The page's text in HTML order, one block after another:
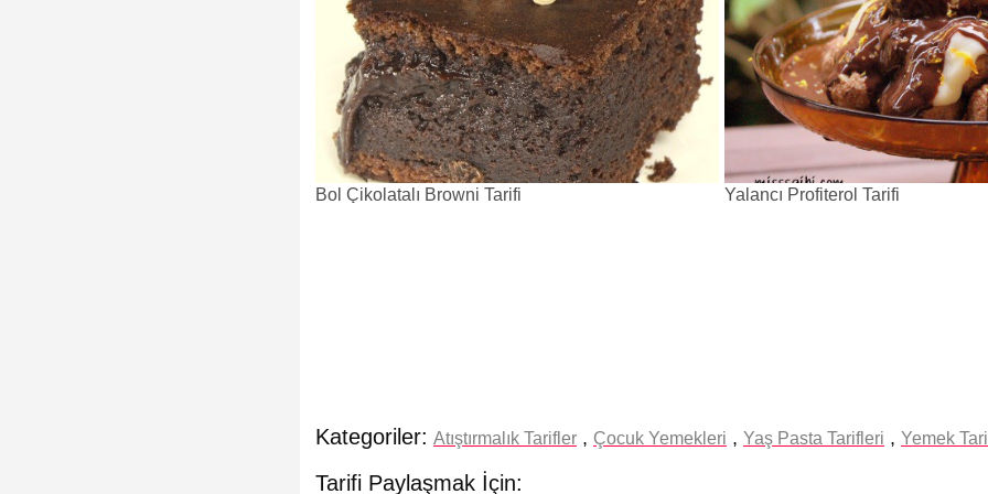
Bol Çikolatalı Browni Tarifi Yalancı Profiterol Tarifi
Kategoriler: Atıştırmalık Tarifler , Çocuk Yemekleri , Yaş Pasta Tarifleri , Yemek
Tarifi Paylaşmak İçin: